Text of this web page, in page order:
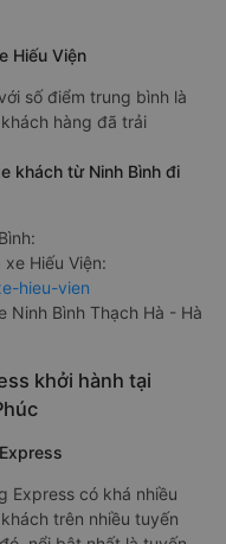
Hiếu Viện
số điểm trung bình là
hàng đã trải
khách từ Ninh Bình đi
Hiếu Viện:
hieu-vien
Ninh Bình Thạch Hà - Hà
khởi hành tại
Express có khá nhiều
trên nhiều tuyến